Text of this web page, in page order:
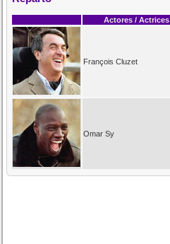
Actores / Actrices
François Cluzet
Omar Sy